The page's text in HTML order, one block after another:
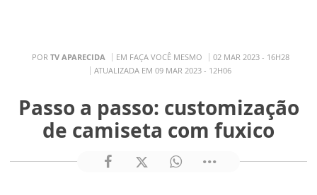
POR TV APARECIDA EM FAÇA VOCÊ MESMO
02 MAR 2023 - 16H28
ATUALIZADA EM 09 MAR 2023 - 12H06
Passo a passo: customização
de camiseta com fuxico